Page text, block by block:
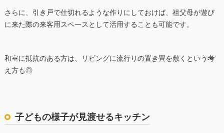
さらに、引き戸で仕切れるような作りにしておけば、祖父母が遊び
に来た際の来客用スペースとして活用することも可能です。
和室に抵抗のある方は、リビングに流行りの置き畳を敷くという考
え方も◎
子どもの様子が見渡せるキッチン